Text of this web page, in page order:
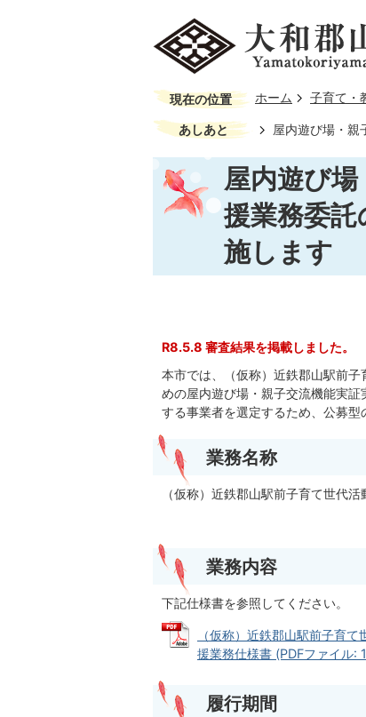
現在の位置 ホーム 子育て・
あしあと 屋内遊び場・親
屋内遊び
援業務委
施します
R8.5.8 審査結果を掲載しました。
本市では、（仮称）近鉄郡山駅前
めの屋内遊び場・親子交流機能実
する事業者を選定するため、公募型
業務名称
（仮称）近鉄郡山駅前子育て世代
業務内容
下記仕様書を参照してください。
（仮称）近鉄郡山駅前子育
援業務仕様書 (PDFファイル:
履行期間